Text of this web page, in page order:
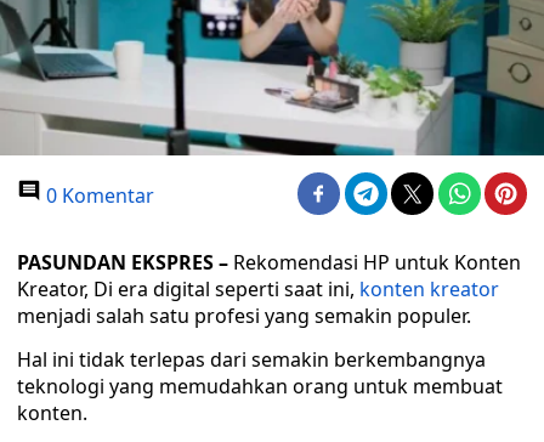
0 Komentar
PASUNDAN EKSPRES – Rekomendasi HP untuk Konten
Kreator, Di era digital seperti saat ini, konten kreator
menjadi salah satu profesi yang semakin populer.
Hal ini tidak terlepas dari semakin berkembangnya
teknologi yang memudahkan orang untuk membuat
konten.